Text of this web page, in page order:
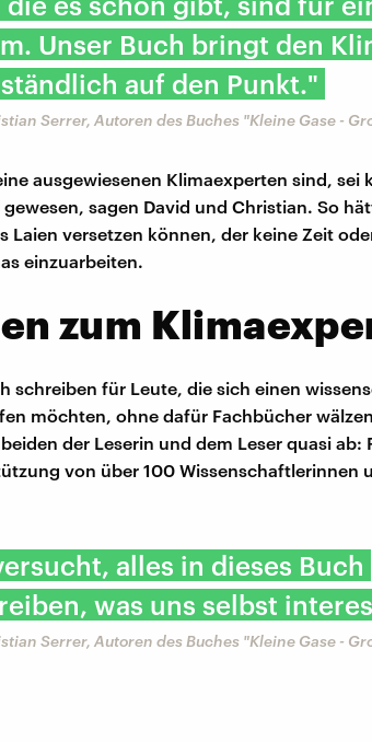
Unser Buch bringt den
auf den Punkt."
Serrer, Autoren des Buches "Kleine Gase -
ausgewiesenen Klimaexperten sind, sei
sagen David und Christian. So
Laien versetzen können, der keine Zeit
einzuarbeiten.
zum
schreiben für Leute, die sich einen
möchten, ohne dafür Fachbücher
der Leserin und dem Leser quasi ab:
von über 100 Wissenschaftlerinnen
alles in dieses Buch
was uns selbst
Serrer, Autoren des Buches "Kleine Gase -